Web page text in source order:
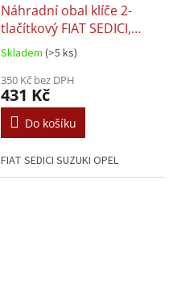
Náhradní obal klíče 2-
tlačítkový FIAT SEDICI,
SUZUKI (SZ22)
Skladem (>5 ks)
350 Kč bez DPH
431 Kč
Do košíku
FIAT SEDICI SUZUKI OPEL